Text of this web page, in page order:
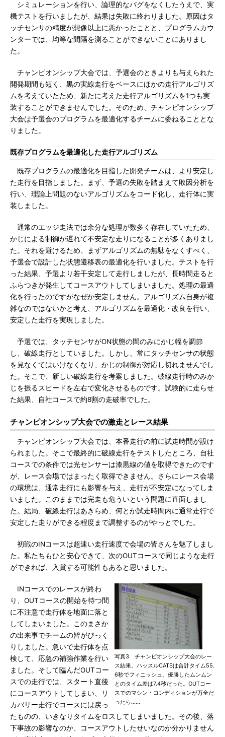
シミュレーションを行い、論理的なバグをなくしたうえで、実
機テストを行いましたが、結果は失敗に終わりました。原因はタ
ッチセンサの精度が想像以上に悪かったことと、プログラムカウ
ンターでは、均等な間隔を測ることができないことにありまし
た。
チャンピオンシップ大会では、予選会のときよりも与えられた
開発期間も短く、黒の実線走行をベースにほかの走行アルゴリズ
ムを考えていたため、新たに考えた走行アルゴリズムを1つも実
装することができませんでした。そのため、チャンピオンシップ
大会は予選会のプログラムを最適化するチームに委ねることとな
りました。
既存プログラムを最適化した走行アルゴリズム
既存プログラムの最適化を目指した開発チームは、より安定し
た走行を目指しました。まず、予選の失敗を踏まえて敗因分析を
行い、理論上問題のないアルゴリズムをコード化し、走行体に実
装しました。
通常のエッジ走法では余分な処理が数多く存在していたため、
かじによる制御が遅れて不安定な走りになることが多くありまし
た。それを避けるため、まずアルゴリズムの無駄をなくすべく、
予選会で設計した状態遷移表の最適化を行いました。テストを行
った結果、予選より若干安定して走行しましたが、長時間走ると
ふらつきが発生してコースアウトしてしまいました。処理の最適
化を行ったのですがなぜか安定しません。アルゴリズム自身が複
雑なのではないかと考え、アルゴリズムを最適化・改良を行い、
安定した走行を実現しました。
予選では、タッチセンサがON状態の間のみにかじ幅を調節
し、破線走行としていました。しかし、常にタッチセンサの状態
を見なくてはいけなくなり、かじの制御が対応し切れませんでし
た。そこで、新しい破線走行を考案しました。破線走行時のみか
じを振るスピードを左右で変化させるものです。試験的に走らせ
た結果、自社コースで約8割の走破率でした。
チャンピオンシップ大会での激走とレース結果
チャンピオンシップ大会では、本番走行の前に試走時間が設け
られました。そこで最終的に破線走行をテストしたところ、自社
コースでの条件では光センサーは漆黒線の値を取得できたのです
が、レース会場ではまったく取得できません。さらにレース会場
の環境は、通常走行にも影響を与え、走行が不安定になってしま
いました。このままでは完走も危ういという問題に直面しまし
た。結局、破線走行はあきらめ、何とか試走時間内に通常走行で
安定した走りができる程度まで調整するのがやっとでした。
初戦のINコースは超速い走行速度で会場の皆さんを魅了しまし
た。私たちもひと安心できて、次のOUTコースで同じような走行
ができれば、入賞する可能性もあると思いました。
写真3 チャンピオンシップ大会のレー
ス結果。ハッスルCATSは合計タイム55.
6秒でフィニッシュ。優勝したムンムン
とのタイム差は7.4秒だった。OUTコー
スでのマシン・コンディションが万全だ
ったら……
INコースでのレースが終わ
り、OUTコースの開始を待つ間
に不注意で走行体を地面に落と
してしまいました。このまさか
の出来事でチームの皆がびっく
りしました。急いで走行体を点
検して、応急の補強作業を行い
ました。そして臨んだOUTコー
スでの走行では、スタート直後
にコースアウトしてしまい、リ
カバリー走行でコースには戻っ
たものの、いきなりタイムをロスしてしまいました。その後、落
下事故の影響なのか、コースアウトしたせいなのか分かりません